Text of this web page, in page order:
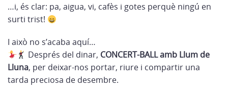
…i, és clar: pa, aigua, vi, cafès i gotes perquè ningú en
surti trist!
I això no s’acaba aquí…
Després del dinar, CONCERT-BALL amb Llum de
Lluna, per deixar-nos portar, riure i compartir una
tarda preciosa de desembre.